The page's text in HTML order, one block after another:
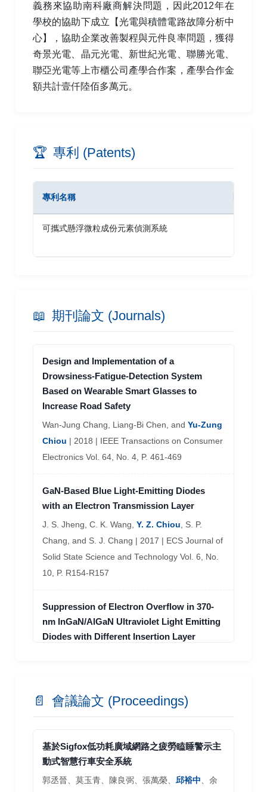
義務來協助南科廠商解決問題，因此2012年在
學校的協助下成立【光電與積體電路故障分析中
心】，協助企業改善製程與元件良率問題，獲得
奇景光電、晶元光電、新世紀光電、聯勝光電、
聯亞光電等上市櫃公司產學合作案，產學合作金
額共計壹仟陸佰多萬元。
🏆 專利 (Patents)
專利名稱
可攜式懸浮微粒成份元素偵測系統
📖 期刊論文 (Journals)
Design and Implementation of a
Drowsiness-Fatigue-Detection System
Based on Wearable Smart Glasses to
Increase Road Safety
Wan-Jung Chang, Liang-Bi Chen, and Yu-Zung
Chiou | 2018 | IEEE Transactions on Consumer
Electronics Vol. 64, No. 4, P. 461-469
GaN-Based Blue Light-Emitting Diodes
with an Electron Transmission Layer
J. S. Jheng, C. K. Wang, Y. Z. Chiou, S. P.
Chang, and S. J. Chang | 2017 | ECS Journal of
Solid State Science and Technology Vol. 6, No.
10, P. R154-R157
Suppression of Electron Overflow in 370-
nm InGaN/AlGaN Ultraviolet Light Emitting
Diodes with Different Insertion Layer
Chang | 2017 | Journal of Crystal Growth Vol.
Suppressing Efficiency Droop Using
Graded AlGaN/InGaN Superlattice Electron
Blocking Layer for InGaN-based Light-
📄 會議論文 (Proceedings)
基於Sigfox低功耗廣域網路之疲勞瞌睡警示主
動式智慧行車安全系統
郭丞晉、莫玉青、陳良弼、張萬榮、 邱裕中、余